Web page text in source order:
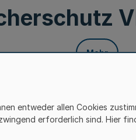
Mehr
Benennung als amtliche
den Nachweis von
des Ministeriums für
entweder allen Cookies
erforderlich sind. Hier